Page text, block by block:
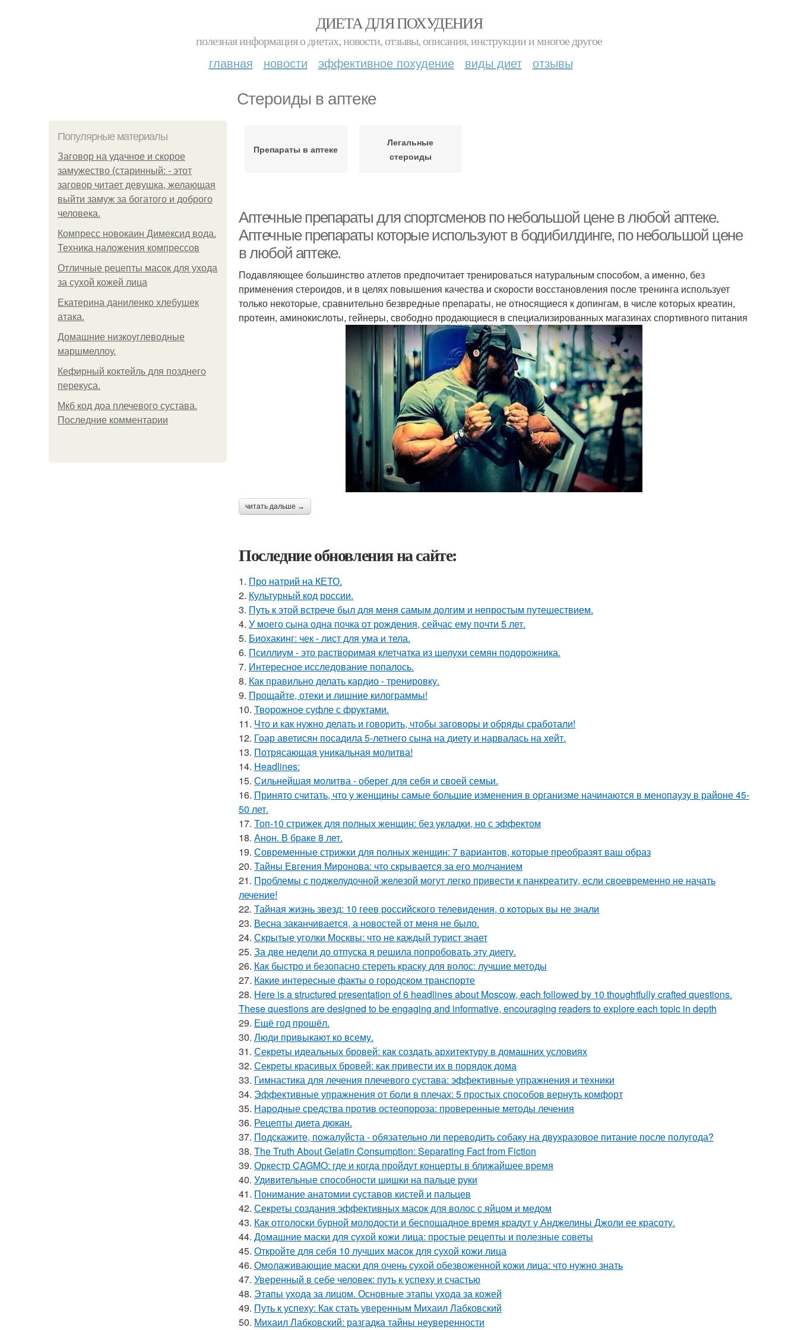
ДИЕТА ДЛЯ ПОХУДЕНИЯ
полезная информация о диетах, новости, отзывы, описания, инструкции и многое другое
главная новости эффективное похудение виды диет отзывы
Стероиды в аптеке
Популярные материалы
Заговор на удачное и скорое
замужество (старинный: - этот
заговор читает девушка, желающая
выйти замуж за богатого и доброго
человека.
Компресс новокаин Димексид вода.
Техника наложения компрессов
Отличные рецепты масок для ухода
за сухой кожей лица
Екатерина даниленко хлебушек
атака.
Домашние низкоуглеводные
маршмеллоу.
Кефирный коктейль для позднего
перекуса.
Мкб код доа плечевого сустава.
Последние комментарии
Препараты в аптеке
Легальные
стероиды
Аптечные препараты для спортсменов по небольшой цене в любой аптеке.
Аптечные препараты которые используют в бодибилдинге, по небольшой цене
в любой аптеке.
Подавляющее большинство атлетов предпочитает тренироваться натуральным способом, а именно, без
применения стероидов, и в целях повышения качества и скорости восстановления после тренинга использует
только некоторые, сравнительно безвредные препараты, не относящиеся к допингам, в числе которых креатин,
протеин, аминокислоты, гейнеры, свободно продающиеся в специализированных магазинах спортивного питания
читать дальше →
Последние обновления на сайте:
1. Про натрий на КЕТО.
2. Культурный код россии.
3. Путь к этой встрече был для меня самым долгим и непростым путешествием.
4. У моего сына одна почка от рождения, сейчас ему почти 5 лет.
5. Биохакинг: чек - лист для ума и тела.
6. Псиллиум - это растворимая клетчатка из шелухи семян подорожника.
7. Интересное исследование попалось.
8. Как правильно делать кардио - тренировку.
9. Прощайте, отеки и лишние килограммы!
10. Творожное суфле с фруктами.
11. Что и как нужно делать и говорить, чтобы заговоры и обряды сработали!
12. Гоар аветисян посадила 5-летнего сына на диету и нарвалась на хейт.
13. Потрясающая уникальная молитва!
14. Headlines:
15. Сильнейшая молитва - оберег для себя и своей семьи.
16. Принято считать, что у женщины самые большие изменения в организме начинаются в менопаузу в районе 45-
50 лет.
17. Топ-10 стрижек для полных женщин: без укладки, но с эффектом
18. Анон. В браке 8 лет.
19. Современные стрижки для полных женщин: 7 вариантов, которые преобразят ваш образ
20. Тайны Евгения Миронова: что скрывается за его молчанием
21. Проблемы с поджелудочной железой могут легко привести к панкреатиту, если своевременно не начать
лечение!
22. Тайная жизнь звезд: 10 геев российского телевидения, о которых вы не знали
23. Весна заканчивается, а новостей от меня не было.
24. Скрытые уголки Москвы: что не каждый турист знает
25. За две недели до отпуска я решила попробовать эту диету.
26. Как быстро и безопасно стереть краску для волос: лучшие методы
27. Какие интересные факты о городском транспорте
28. Here is a structured presentation of 6 headlines about Moscow, each followed by 10 thoughtfully crafted questions.
These questions are designed to be engaging and informative, encouraging readers to explore each topic in depth
29. Ещё год прошёл.
30. Люди привыкают ко всему.
31. Секреты идеальных бровей: как создать архитектуру в домашних условиях
32. Секреты красивых бровей: как привести их в порядок дома
33. Гимнастика для лечения плечевого сустава: эффективные упражнения и техники
34. Эффективные упражнения от боли в плечах: 5 простых способов вернуть комфорт
35. Народные средства против остеопороза: проверенные методы лечения
36. Рецепты диета дюкан.
37. Подскажите, пожалуйста - обязательно ли переводить собаку на двухразовое питание после полугода?
38. The Truth About Gelatin Consumption: Separating Fact from Fiction
39. Оркестр CAGMO: где и когда пройдут концерты в ближайшее время
40. Удивительные способности шишки на пальце руки
41. Понимание анатомии суставов кистей и пальцев
42. Секреты создания эффективных масок для волос с яйцом и медом
43. Как отголоски бурной молодости и беспощадное время крадут у Анджелины Джоли ее красоту.
44. Домашние маски для сухой кожи лица: простые рецепты и полезные советы
45. Откройте для себя 10 лучших масок для сухой кожи лица
46. Омолаживающие маски для очень сухой обезвоженной кожи лица: что нужно знать
47. Уверенный в себе человек: путь к успеху и счастью
48. Этапы ухода за лицом. Основные этапы ухода за кожей
49. Путь к успеху: Как стать уверенным Михаил Лабковский
50. Михаил Лабковский: разгадка тайны неуверенности